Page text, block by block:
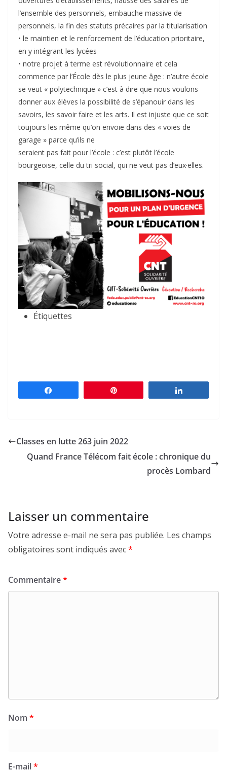
l’ensemble des personnels, embauche massive de
personnels, la fin des statuts précaires par la titularisation
• le maintien et le renforcement de l’éducation prioritaire,
en y intégrant les lycées
• notre projet à terme est révolutionnaire et cela
commence par l’École dès le plus jeune âge : n’autre école
se veut « polytechnique » c’est à dire que nous voulons
donner aux élèves la possibilité de s’épanouir dans les
savoirs, les savoir faire et les arts. Il est injuste que ce soit
toujours les même qu’on envoie dans des « voies de
garage » parce qu’ils ne
seraient pas fait pour l’école : c’est plutôt l’école
bourgeoise, celle du tri social, qui ne veut pas d’eux·elles.
Étiquettes
Classes en lutte 263 juin 2022
Quand France Télécom fait école : chronique du
procès Lombard
Laisser un commentaire
Votre adresse e-mail ne sera pas publiée. Les champs
obligatoires sont indiqués avec*
Commentaire*
Nom *
E-mail*